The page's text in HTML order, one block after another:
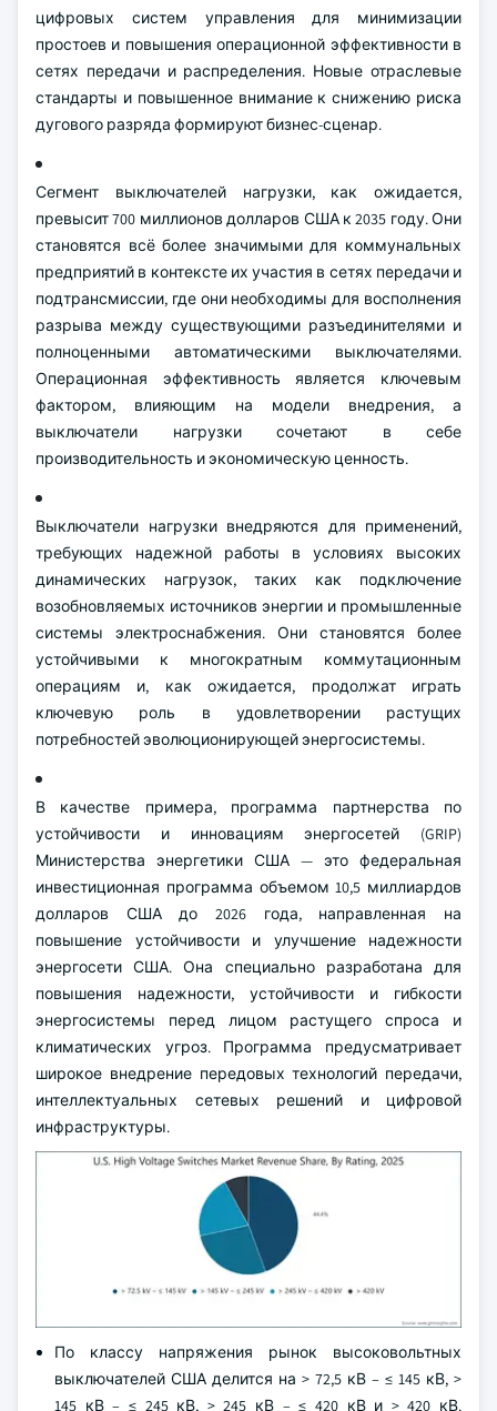
цифровых систем управления для минимизации
простоев и повышения операционной эффективности в
сетях передачи и распределения. Новые отраслевые
стандарты и повышенное внимание к снижению риска
дугового разряда формируют бизнес-сценар.
Сегмент выключателей нагрузки, как ожидается,
превысит 700 миллионов долларов США к 2035 году. Они
становятся всё более значимыми для коммунальных
предприятий в контексте их участия в сетях передачи и
подтрансмиссии, где они необходимы для восполнения
разрыва между существующими разъединителями и
полноценными автоматическими выключателями.
Операционная эффективность является ключевым
фактором, влияющим на модели внедрения, а
выключатели нагрузки сочетают в себе
производительность и экономическую ценность.
Выключатели нагрузки внедряются для применений,
требующих надежной работы в условиях высоких
динамических нагрузок, таких как подключение
возобновляемых источников энергии и промышленные
системы электроснабжения. Они становятся более
устойчивыми к многократным коммутационным
операциям и, как ожидается, продолжат играть
ключевую роль в удовлетворении растущих
потребностей эволюционирующей энергосистемы.
В качестве примера, программа партнерства по
устойчивости и инновациям энергосетей (GRIP)
Министерства энергетики США — это федеральная
инвестиционная программа объемом 10,5 миллиардов
долларов США до 2026 года, направленная на
повышение устойчивости и улучшение надежности
энергосети США. Она специально разработана для
повышения надежности, устойчивости и гибкости
энергосистемы перед лицом растущего спроса и
климатических угроз. Программа предусматривает
широкое внедрение передовых технологий передачи,
интеллектуальных сетевых решений и цифровой
инфраструктуры.
По классу напряжения рынок высоковольтных
выключателей США делится на > 72,5 кВ – ≤ 145 кВ, >
145 кВ – ≤ 245 кВ, > 245 кВ – ≤ 420 кВ и > 420 кВ.